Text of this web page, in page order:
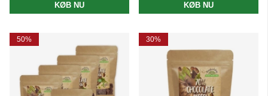
KØB NU KØB NU
50% 30%